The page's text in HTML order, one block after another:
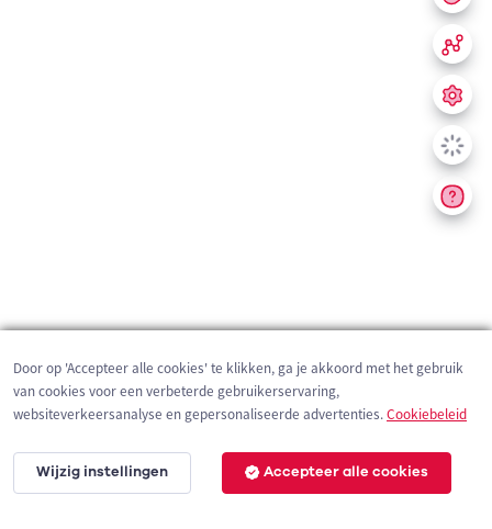
200 m
Door op 'Accepteer alle cookies' te klikken, ga je akkoord met het gebruik
van cookies voor een verbeterde gebruikerservaring,
websiteverkeersanalyse en gepersonaliseerde advertenties.Cookiebeleid
Wijzig instellingen Accepteer alle cookies